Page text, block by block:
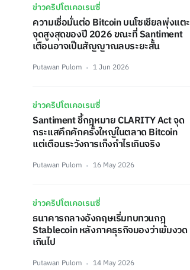
ข่าวคริปโตเคอเรนซี่
ความเชื่อมั่นต่อ Bitcoin บนโซเชียลพุ่งแตะ
จุดสูงสุดของปี 2026 ขณะที่ Santiment
เตือนอาจเป็นสัญญาณลบระยะสั้น
Putawan Pulom 1 Jun 2026
ข่าวคริปโตเคอเรนซี่
Santiment ชี้กฎหมาย CLARITY Act จุด
กระแสคึกคักครั้งใหญ่ในตลาด Bitcoin
แต่เตือนระวังการเก็งกำไรเกินจริง
Putawan Pulom 16 May 2026
ข่าวคริปโตเคอเรนซี่
ธนาคารกลางอังกฤษเริ่มทบทวนกฎ
Stablecoin หลังภาคธุรกิจมองว่าเข้มงวด
เกินไป
Putawan Pulom 14 May 2026